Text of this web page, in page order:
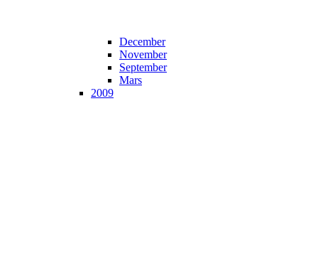
December
November
September
Mars
2009